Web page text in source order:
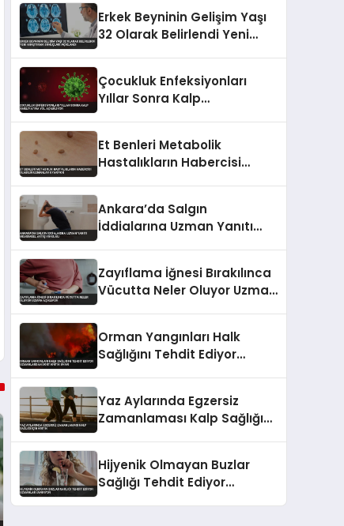
Erkek Beyninin Gelişim Yaşı
32 Olarak Belirlendi Yeni
Çocukluk Enfeksiyonları
Yıllar Sonra Kalp
Et Benleri Metabolik
Hastalıkların Habercisi
Ankara’da Salgın
İddialarına Uzman Yanıtı
Zayıflama İğnesi Bırakılınca
Vücutta Neler Oluyor Uzman
Orman Yangınları Halk
Sağlığını Tehdit Ediyor
Yaz Aylarında Egzersiz
Zamanlaması Kalp Sağlığı
Hijyenik Olmayan Buzlar
Sağlığı Tehdit Ediyor